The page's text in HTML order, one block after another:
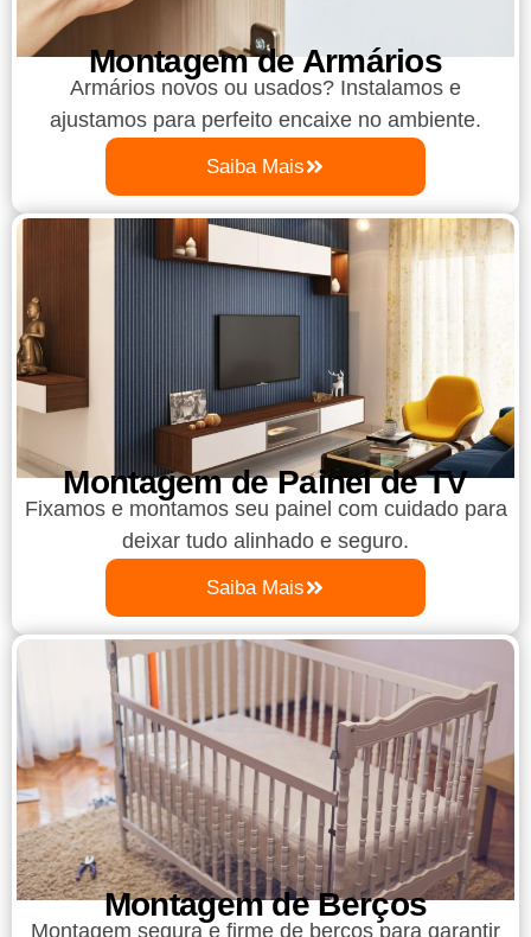
Montagem de Armários
Armários novos ou usados? Instalamos e
ajustamos para perfeito encaixe no ambiente.
Saiba Mais
Montagem de Painel de TV
Fixamos e montamos seu painel com cuidado para
deixar tudo alinhado e seguro.
Saiba Mais
Montagem de Berços
Montagem segura e firme de berços para garantir